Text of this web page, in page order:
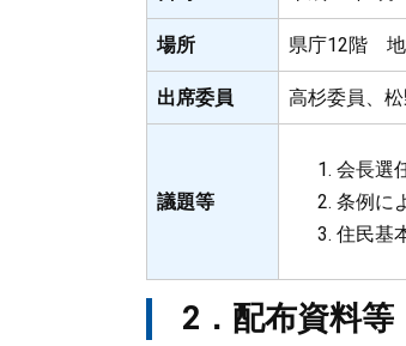
場所 県庁12階 地
出席委員 高杉委員、
議題等
会長選
条例に
住民基
2．配布資料等